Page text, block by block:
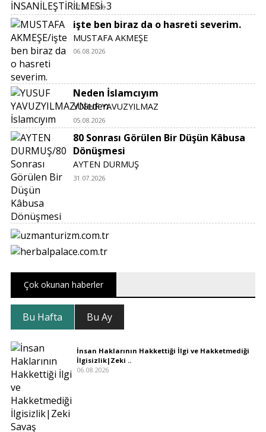
07.08.2026
işte ben biraz da o hasreti severim.
MUSTAFA AKMEŞE
06.08.2026
Neden İslamcıyım
YUSUF YAVUZYILMAZ
05.08.2026
80 Sonrası Görülen Bir Düşün Kâbusa
Dönüşmesi
AYTEN DURMUŞ
31.07.2026
Çok okunan haberler
Bu Hafta Bu Ay
İnsan Haklarının Hakkettiği İlgi ve Hakketmediği
İlgisizlik|Zeki ..
06.08.2026